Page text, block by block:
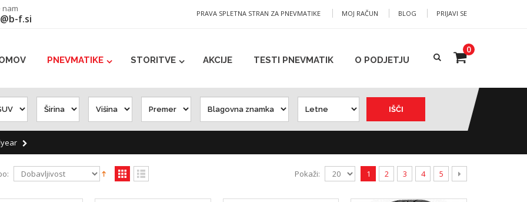
nam
f.si MOJ RAČUN BLOG PRIJAVI SE
PRAVA SPLETNA STRAN ZA PNEVMATIKE
0
PNEVMATIKE STORITVE AKCIJE TESTI PNEVMATIK O PODJETJU
IŠČI
1 2 3 4 5
Pokaži: